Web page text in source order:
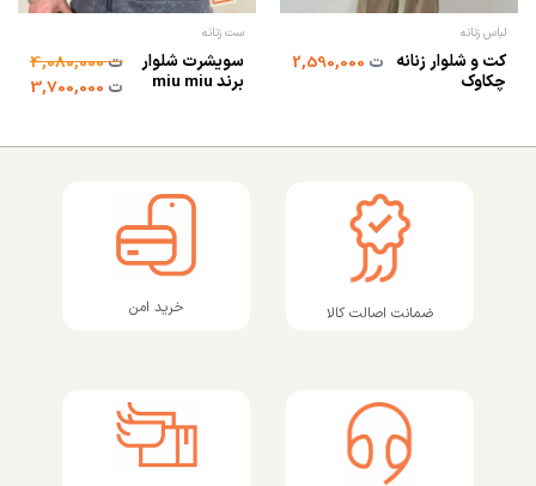
لباس زنانه
کت و شلوار زنانه
چکاوک
ت2,590,000
ست زنانه
سویشرت شلوار
برند miu miu
ت4,080,000
ت3,700,000
ضمانت اصالت کالا خرید امن